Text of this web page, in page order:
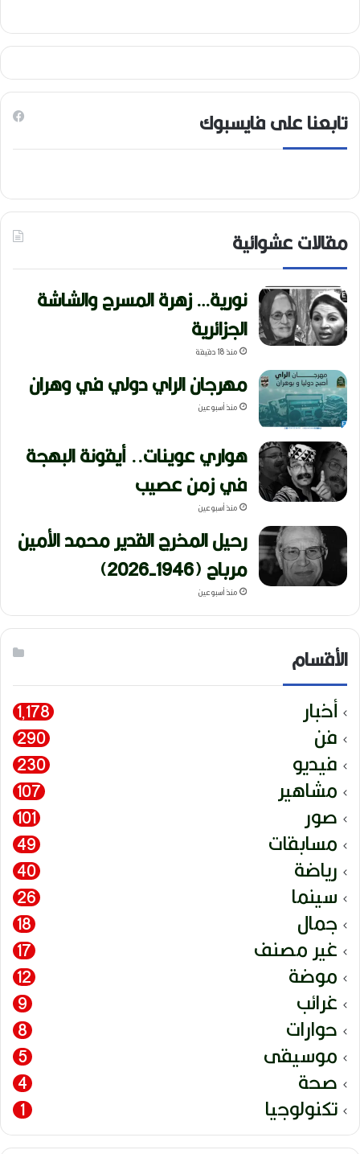
تابعنا على فايسبوك
مقالات عشوائية
نورية… زهرة المسرح والشاشة
الجزائرية
منذ 18 دقيقة
مهرجان الراي دولي في وهران
منذ أسبوعين
هواري عوينات.. أيقونة البهجة
في زمن عصيب
منذ أسبوعين
رحيل المخرج القدير محمد الأمين
مرباح (1946-2026)
منذ أسبوعين
الأقسام
أخبار 1٬178
فن 290
فيديو 230
مشاهير 107
صور 101
مسابقات 49
رياضة 40
سينما 26
جمال 18
غير مصنف 17
موضة 12
غرائب 9
حوارات 8
موسيقى 5
صحة 4
تكنولوجيا 1